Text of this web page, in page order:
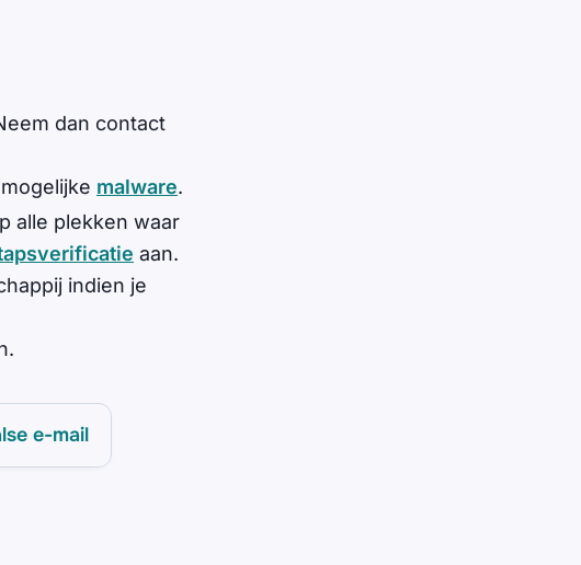
dan contact
malware.
alle plekken waar
aan.
indien je
e-mail